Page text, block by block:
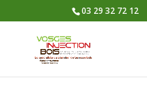
03 29 32 72 12